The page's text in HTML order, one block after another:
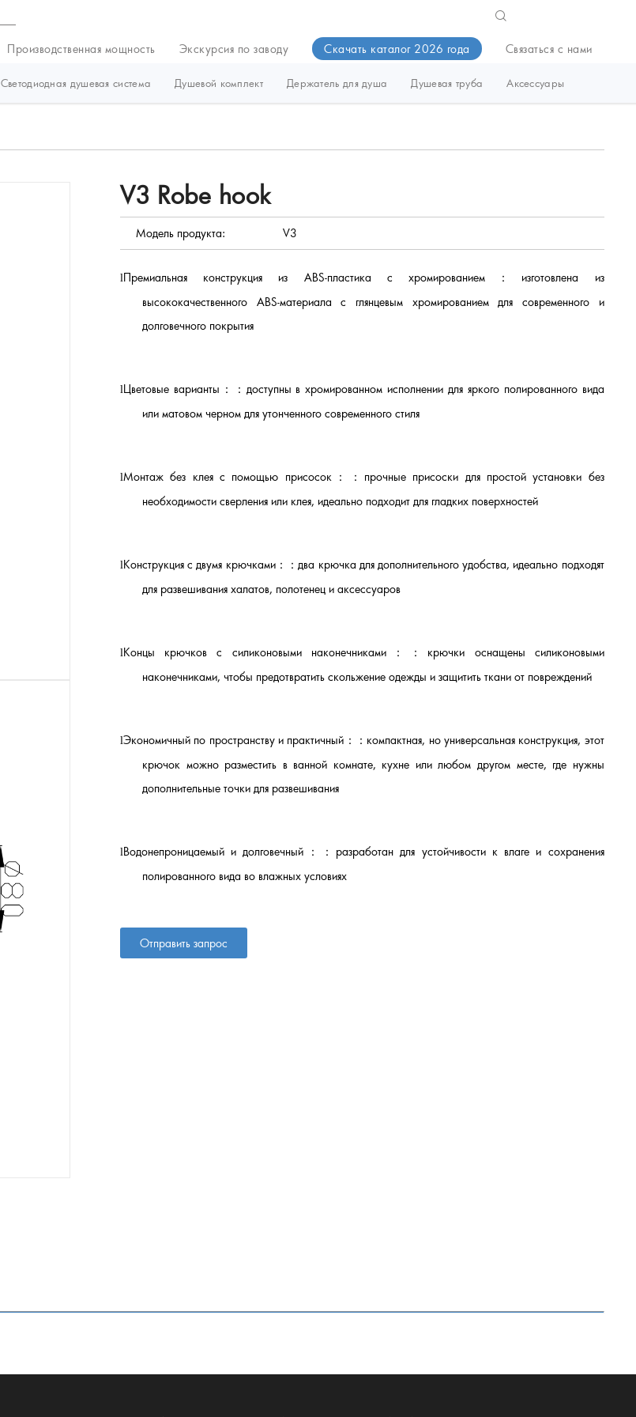
Производственная мощность Экскурсия по заводу Скачать каталог 2026 года Связаться с нами
Светодиодная душевая система Душевой комплект Держатель для душа Душевая труба Аксессуары
V3 Robe hook
Модель продукта: V3
lПремиальная конструкция из ABS-пластика с хромированием： изготовлена из
высококачественного ABS-материала с глянцевым хромированием для современного и
долговечного покрытия
lЦветовые варианты： ： доступны в хромированном исполнении для яркого полированного вида
или матовом черном для утонченного современного стиля
lМонтаж без клея с помощью присосок： ： прочные присоски для простой установки без
необходимости сверления или клея, идеально подходит для гладких поверхностей
lКонструкция с двумя крючками： ：два крючка для дополнительного удобства, идеально подходят
для развешивания халатов, полотенец и аксессуаров
lКонцы крючков с силиконовыми наконечниками： ： крючки оснащены силиконовыми
наконечниками, чтобы предотвратить скольжение одежды и защитить ткани от повреждений
lЭкономичный по пространству и практичный： ： компактная, но универсальная конструкция, этот
крючок можно разместить в ванной комнате, кухне или любом другом месте, где нужны
дополнительные точки для развешивания
lВодонепроницаемый и долговечный： ： разработан для устойчивости к влаге и сохранения
полированного вида во влажных условиях
Отправить запрос